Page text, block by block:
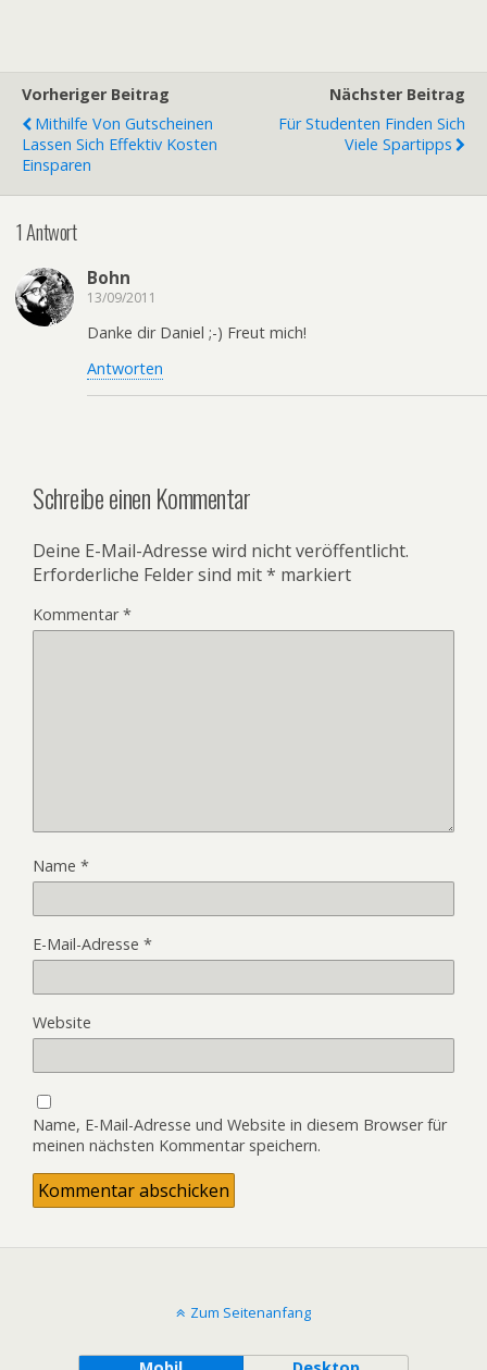
Vorheriger Beitrag
Mithilfe Von Gutscheinen
Lassen Sich Effektiv Kosten
Einsparen
Nächster Beitrag
Für Studenten Finden Sich
Viele Spartipps
1 Antwort
Bohn
13/09/2011
Danke dir Daniel ;-) Freut mich!
Antworten
Schreibe einen Kommentar
Deine E-Mail-Adresse wird nicht veröffentlicht.
Erforderliche Felder sind mit* markiert
Kommentar*
Name *
E-Mail-Adresse *
Website
Name, E-Mail-Adresse und Website in diesem Browser für
meinen nächsten Kommentar speichern.
Zum Seitenanfang